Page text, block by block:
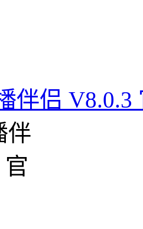
伴侣 V8.0.3